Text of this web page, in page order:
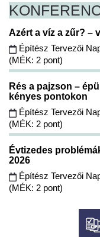
Azért a víz a zűr? –
Építész Tervezői
(MÉK: 2 pont)
Rés a pajzson –
kényes pontokon
Építész Tervezői
(MÉK: 2 pont)
Évtizedes
2026
Építész Tervezői
(MÉK: 2 pont)